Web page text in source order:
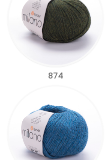
874